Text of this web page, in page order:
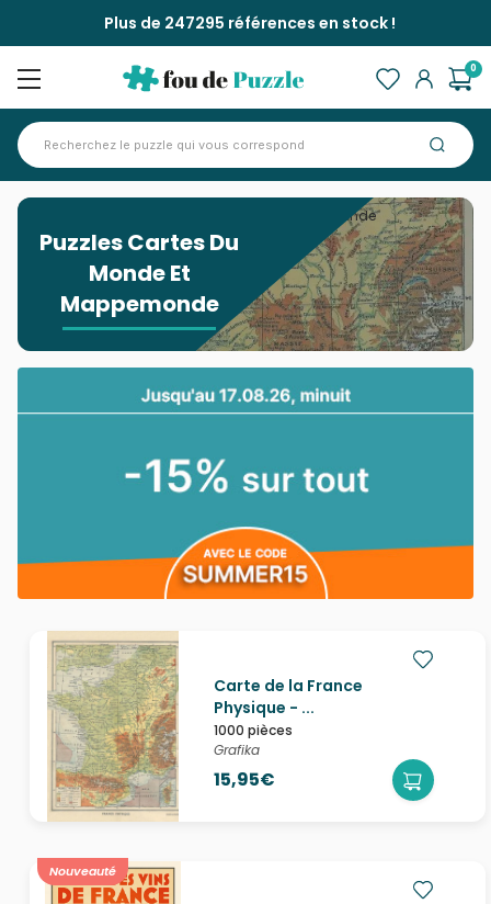
Plus de 247295 références en stock !
0
Puzzles Cartes Du Monde Et Mappemonde
Puzzles Cartes Du
Monde Et
Mappemonde
Carte de la France
Physique - ...
1000 pièces
Grafika
15,95€
Nouveauté